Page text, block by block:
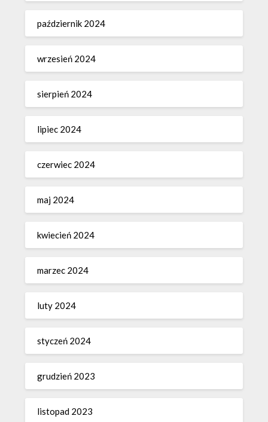
październik 2024
wrzesień 2024
sierpień 2024
lipiec 2024
czerwiec 2024
maj 2024
kwiecień 2024
marzec 2024
luty 2024
styczeń 2024
grudzień 2023
listopad 2023